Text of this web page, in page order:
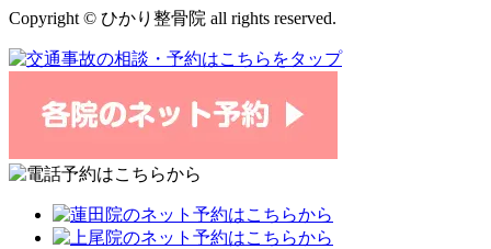
Copyright © ひかり整骨院 all rights reserved.